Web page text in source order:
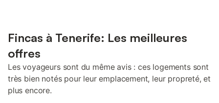
Fincas à Tenerife: Les meilleures
offres
Les voyageurs sont du même avis : ces logements sont
très bien notés pour leur emplacement, leur propreté, et
plus encore.